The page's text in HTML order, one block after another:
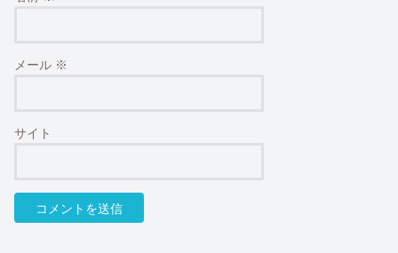
メール ※
サイト